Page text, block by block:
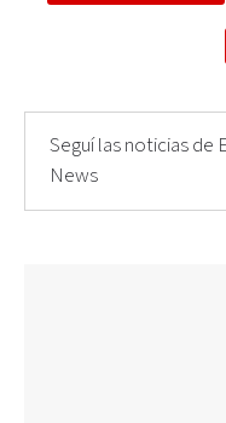
Seguí las noticias de
News